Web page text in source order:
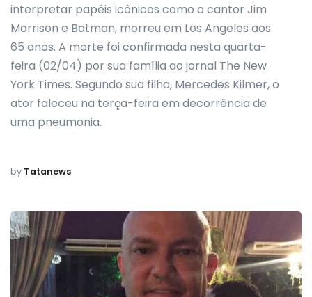
interpretar papéis icônicos como o cantor Jim
Morrison e Batman, morreu em Los Angeles aos
65 anos. A morte foi confirmada nesta quarta-
feira (02/04) por sua família ao jornal The New
York Times. Segundo sua filha, Mercedes Kilmer, o
ator faleceu na terça-feira em decorrência de
uma pneumonia.
by Tatanews